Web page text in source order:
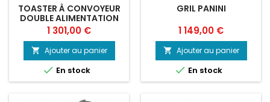
TOASTER À CONVOYEUR
DOUBLE ALIMENTATION
Prix
1 301,00 €
 Ajouter au panier
 En stock
GRIL PANINI
Prix
1 149,00 €
 Ajouter au panier
 En stock